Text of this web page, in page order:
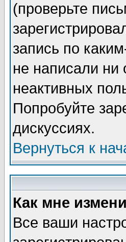
(проверьте
запись по
не написали ни
неактивных
Попробуйте
дискуссиях.
Вернуться к
Как мне
Все ваши